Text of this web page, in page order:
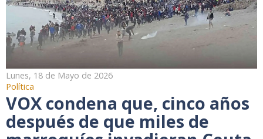
Lunes, 18 de Mayo de 2026
Política
VOX condena que, cinco años
después de que miles de